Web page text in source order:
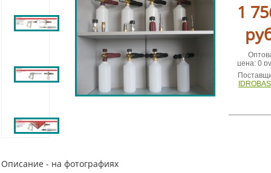
1
цена: 0
Описание - на фотографиях